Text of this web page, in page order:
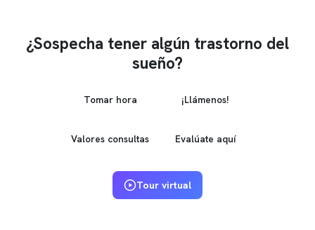
¿Sospecha tener algún trastorno del
sueño?
Tomar hora ¡Llámenos!
Valores consultas Evalúate aquí
Tour virtual